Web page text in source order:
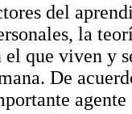
del
la
que viven y
De